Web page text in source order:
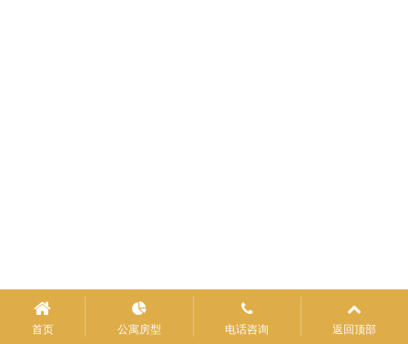
首页 公寓房型 电话咨询 返回顶部